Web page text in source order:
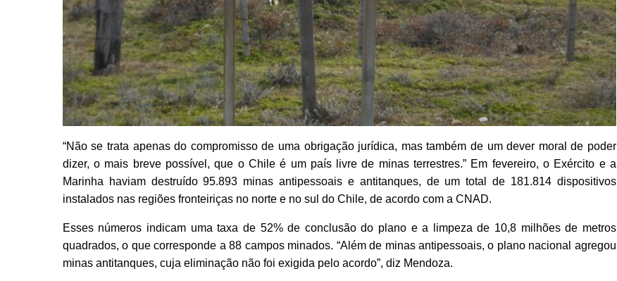
“Não se trata apenas do compromisso de uma obrigação jurídica, mas também de um dever moral de poder
dizer, o mais breve possível, que o Chile é um país livre de minas terrestres.” Em fevereiro, o Exército e a
Marinha haviam destruído 95.893 minas antipessoais e antitanques, de um total de 181.814 dispositivos
instalados nas regiões fronteiriças no norte e no sul do Chile, de acordo com a CNAD.
Esses números indicam uma taxa de 52% de conclusão do plano e a limpeza de 10,8 milhões de metros
quadrados, o que corresponde a 88 campos minados. “Além de minas antipessoais, o plano nacional agregou
minas antitanques, cuja eliminação não foi exigida pelo acordo”, diz Mendoza.